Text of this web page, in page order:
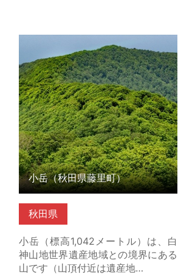
秋田県
小岳（標高1,042メートル）は、白
神山地世界遺産地域との境界にある
山です（山頂付近は遺産地…
小岳（秋田県藤里町）